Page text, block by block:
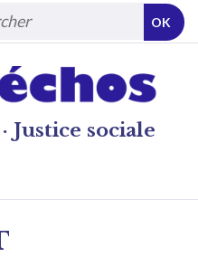
Justice sociale
OK